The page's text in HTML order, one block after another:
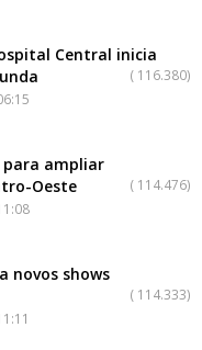
Central inicia
( 116.380)
para ampliar
Oeste
( 114.476)
novos shows
( 114.333)